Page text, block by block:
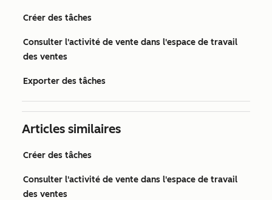
Créer des tâches
Consulter l'activité de vente dans l'espace de travail
des ventes
Exporter des tâches
Articles similaires
Créer des tâches
Consulter l'activité de vente dans l'espace de travail
des ventes